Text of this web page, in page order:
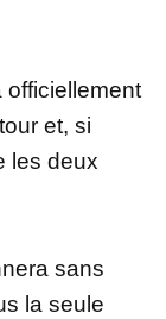
officiellement
et, si
les deux
sans
la seule